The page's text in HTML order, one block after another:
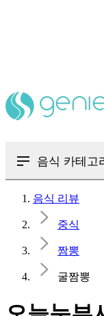
음식 카테고
음식 리뷰
중식
짬뽕
굴짬뽕